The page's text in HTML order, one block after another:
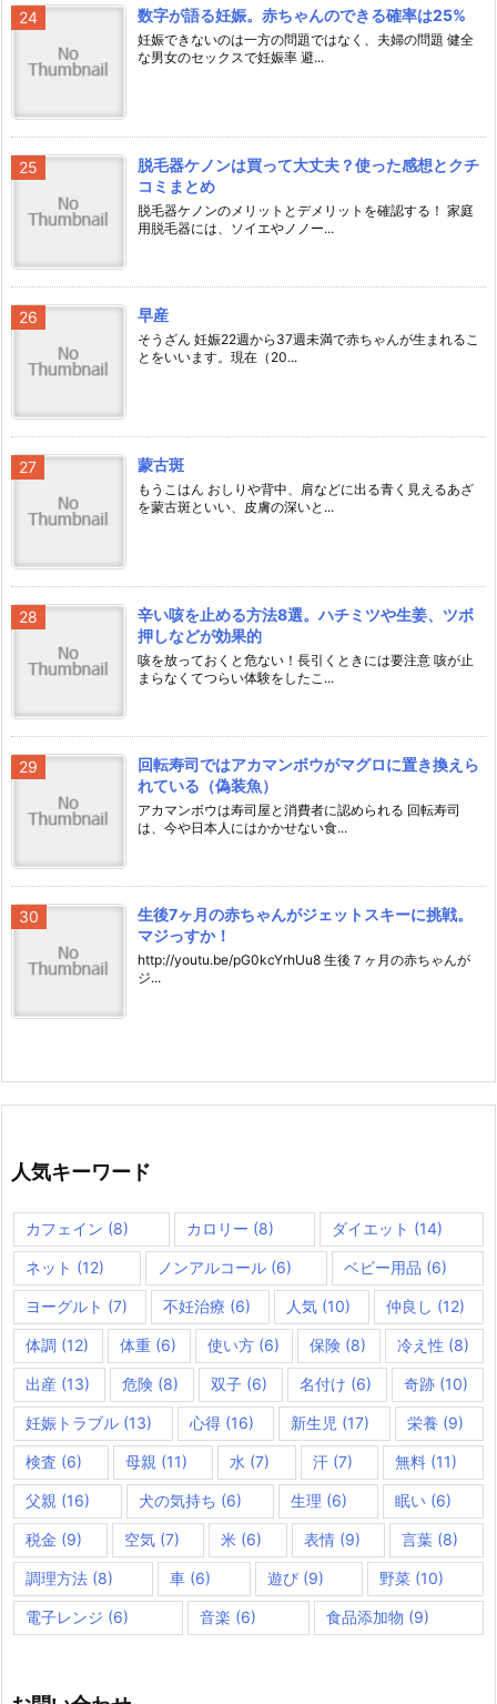
数字が語る妊娠。赤ちゃんのできる確率は25%
妊娠できないのは一方の問題ではなく、夫婦の問題 健全
な男女のセックスで妊娠率 避...
脱毛器ケノンは買って大丈夫？使った感想とクチ
コミまとめ
脱毛器ケノンのメリットとデメリットを確認する！ 家庭
用脱毛器には、ソイエやノノー...
早産
そうざん 妊娠22週から37週未満で赤ちゃんが生まれるこ
とをいいます。現在（20...
蒙古斑
もうこはん おしりや背中、肩などに出る青く見えるあざ
を蒙古斑といい、皮膚の深いと...
辛い咳を止める方法8選。ハチミツや生姜、ツボ
押しなどが効果的
咳を放っておくと危ない！長引くときには要注意 咳が止
まらなくてつらい体験をしたこ...
回転寿司ではアカマンボウがマグロに置き換えら
れている（偽装魚）
アカマンボウは寿司屋と消費者に認められる 回転寿司
は、今や日本人にはかかせない食...
生後7ヶ月の赤ちゃんがジェットスキーに挑戦。
マジっすか！
http://youtu.be/pG0kcYrhUu8 生後７ヶ月の赤ちゃんが
ジ...
人気キーワード
カフェイン (8) カロリー (8) ダイエット (14)
ネット (12) ノンアルコール(6) ベビー用品 (6)
ヨーグルト (7) 不妊治療 (6) 人気 (10) 仲良し (12)
体調 (12) 体重(6) 使い方(6) 保険 (8) 冷え性 (8)
出産 (13) 危険 (8) 双子 (6) 名付け (6) 奇跡 (10)
妊娠トラブル (13) 心得(16) 新生児 (17) 栄養 (9)
検査 (6) 母親 (11) 水 (7) 汗(7) 無料 (11)
父親 (16) 犬の気持ち (6) 生理 (6) 眠い (6)
税金 (9) 空気(7) 米 (6) 表情(9) 言葉 (8)
調理方法 (8) 車(6) 遊び(9) 野菜 (10)
電子レンジ (6) 音楽 (6) 食品添加物 (9)